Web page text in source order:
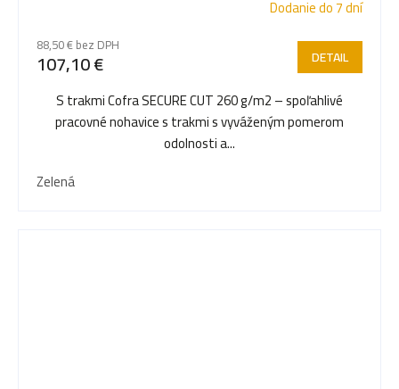
Dodanie do 7 dní
88,50 € bez DPH
107,10 € DETAIL
S trakmi Cofra SECURE CUT 260 g/m2 – spoľahlivé
pracovné nohavice s trakmi s vyváženým pomerom
odolnosti a...
Zelená